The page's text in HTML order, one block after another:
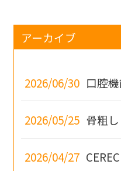
アーカイブ
2026/06/30 口腔
2026/05/25 骨粗
2026/04/27